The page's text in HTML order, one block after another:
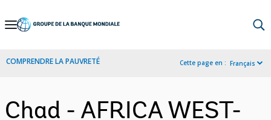
Skip
Navigation
COMPRENDRE LA PAUVRETÉ Cette page en : Français
Chad - AFRICA WEST-